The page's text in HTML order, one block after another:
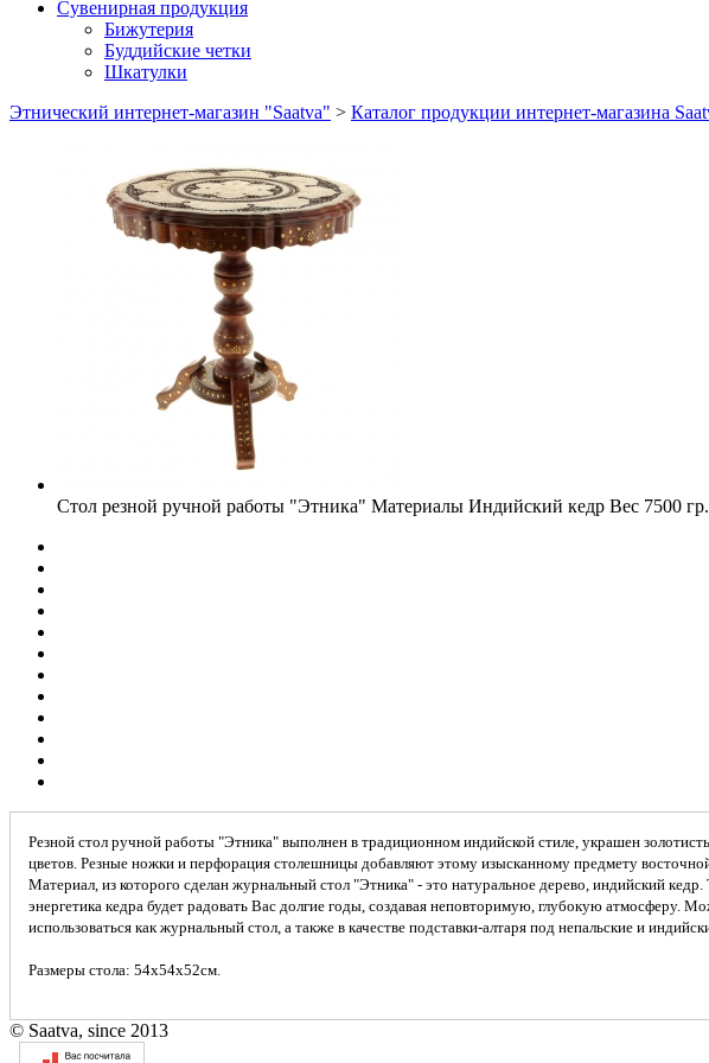
Сувенирная продукция
Бижутерия
Буддийские четки
Шкатулки
Этнический интернет-магазин "Saatva" > Каталог продукции интернет-магазина
Стол резной ручной работы "Этника" Материалы Индийский кедр Вес 7500 гр.
Резной стол ручной работы "Этника" выполнен в традиционном индийской стиле, украшен
цветов. Резные ножки и перфорация столешницы добавляют этому изысканному предмету
Материал, из которого сделан журнальный стол "Этника" - это натуральное дерево, индийский кедр.
энергетика кедра будет радовать Вас долгие годы, создавая неповторимую, глубокую атмосферу.
использоваться как журнальный стол, а также в качестве подставки-алтаря под непальские и
Размеры стола: 54х54х52см.
© Saatva, since 2013